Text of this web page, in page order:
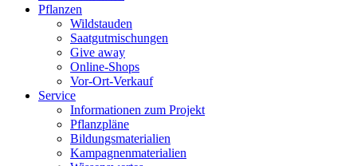
Pflanzen
Wildstauden
Saatgutmischungen
Give away
Online-Shops
Vor-Ort-Verkauf
Service
Informationen zum Projekt
Pflanzpläne
Bildungsmaterialien
Kampagnenmaterialien